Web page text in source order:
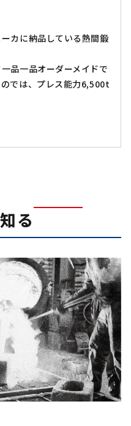
カに納品している熱間鍛
品一品オーダーメイドで
では、プレス能力6,500t
る